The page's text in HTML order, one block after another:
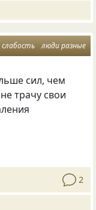
слабость люди разные
сил, чем
трачу свои
2